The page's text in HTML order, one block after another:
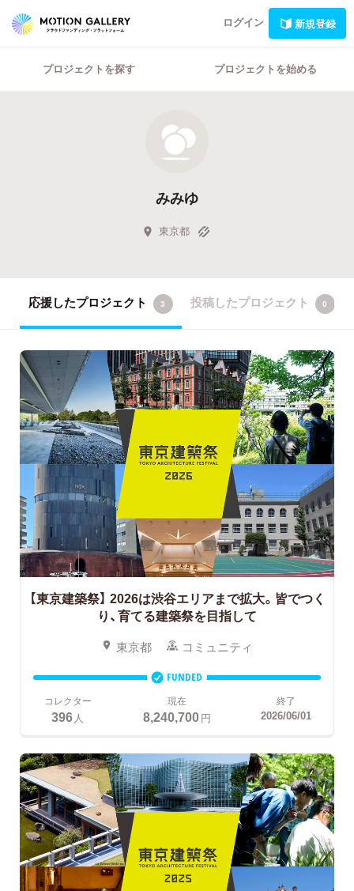
ログイン 新規登録
プロジェクトを探す プロジェクトを始める
みみゆ
東京都
応援したプロジェクト 3 投稿したプロジェクト 0
【東京建築祭】 2026は渋谷エリアまで拡大。皆でつく
り、育てる建築祭を目指して
東京都 コミュニティ
FUNDED
コレクター
396 人
現在
8,240,700円
終了
2026/06/01